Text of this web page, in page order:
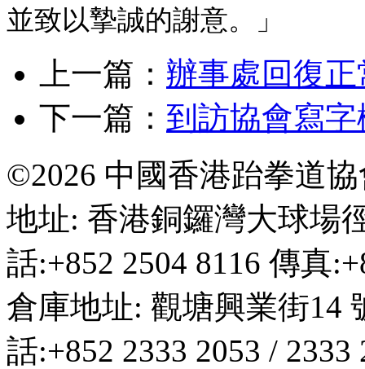
並致以摯誠的謝意。」
上一篇： 辦事處回復
下一篇： 到訪協會寫
©2026 中國香港跆拳道
地址: 香港銅鑼灣大球場
話:+852 2504 8116 傳真
倉庫地址: 觀塘興業街14
話:+852 2333 2053 /